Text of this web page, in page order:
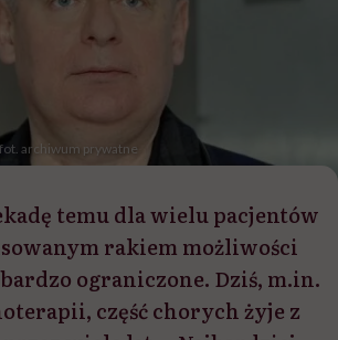
archiwum prywatne
temu dla wielu pacjentów
rakiem możliwości
ograniczone. Dziś, m.in.
część chorych żyje z